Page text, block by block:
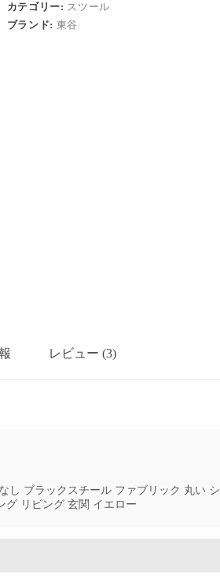
カテゴリー: スツール
ブランド: 東谷
レビュー (3)
し ブラックスチール ファブリック 丸い
グ リビング 玄関 イエロー